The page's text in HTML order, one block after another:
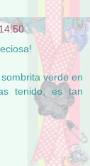
verde en
tenido, es tan